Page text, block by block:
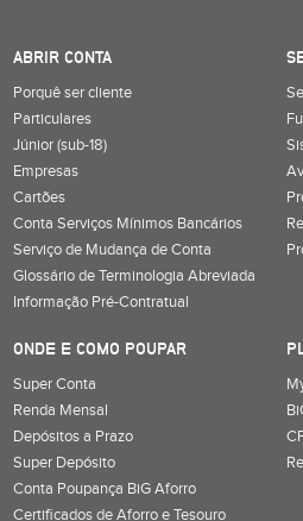
ABRIR CONTA
Porquê ser cliente
Particulares
Júnior (sub-18)
Empresas
Cartões
Conta Serviços Mínimos Bancários
Serviço de Mudança de Conta
Glossário de Terminologia Abreviada
Informação Pré-Contratual
ONDE E COMO POUPAR
Super Conta
Renda Mensal
Depósitos a Prazo
Super Depósito
Conta Poupança BiG Aforro
Certificados de Aforro e Tesouro